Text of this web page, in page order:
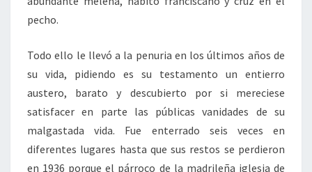
pecho.
Todo ello le llevó a la penuria en los últimos años de
su vida, pidiendo es su testamento un entierro
austero, barato y descubierto por si mereciese
satisfacer en parte las públicas vanidades de su
malgastada vida. Fue enterrado seis veces en
diferentes lugares hasta que sus restos se perdieron
en 1936 porque el párroco de la madrileña iglesia de